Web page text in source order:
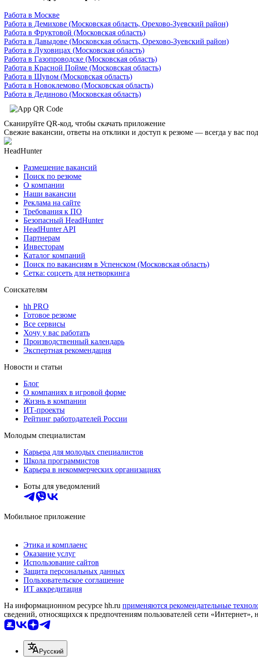
Работа в Москве
Работа в Демихове (Московская область, Орехово-Зуевский район)
Работа в Фруктовой (Московская область)
Работа в Давыдове (Московская область, Орехово-Зуевский район)
Работа в Луховицах (Московская область)
Работа в Газопроводске (Московская область)
Работа в Красной Пойме (Московская область)
Работа в Шувом (Московская область)
Работа в Новоклемово (Московская область)
Работа в Дединово (Московская область)
Сканируйте QR-код, чтобы скачать приложение
Свежие вакансии, ответы на отклики и доступ к резюме — всегда у вас
HeadHunter
Размещение вакансий
Поиск по резюме
О компании
Наши вакансии
Реклама на сайте
Требования к ПО
Безопасный HeadHunter
HeadHunter API
Партнерам
Инвесторам
Каталог компаний
Поиск по вакансиям в Успенском (Московская область)
Сетка: соцсеть для нетворкинга
Соискателям
hh PRO
Готовое резюме
Все сервисы
Хочу у вас работать
Производственный календарь
Экспертная рекомендация
Новости и статьи
Блог
О компаниях в игровой форме
Жизнь в компании
ИТ-проекты
Рейтинг работодателей России
Молодым специалистам
Карьера для молодых специалистов
Школа программистов
Карьера в некоммерческих организациях
Боты для уведомлений
Мобильное приложение
Этика и комплаенс
Оказание услуг
Использование сайтов
Защита персональных данных
Пользовательское соглашение
ИТ аккредитация
На информационном ресурсе hh.ru применяются рекомендательные
сведений, относящихся к предпочтениям пользователей сети
Русский